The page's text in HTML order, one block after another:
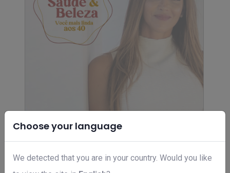
Choose your language
We detected that you are in your country. Would you like
R$ 0,00